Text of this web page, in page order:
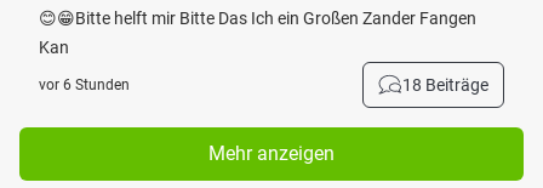
😊😁Bitte helft mir Bitte Das Ich ein Großen Zander Fangen
Kan
vor 6 Stunden 18 Beiträge
Mehr anzeigen